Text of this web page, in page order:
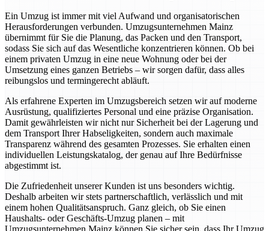
Ein Umzug ist immer mit viel Aufwand und organisatorischen
Herausforderungen verbunden. Umzugsunternehmen Mainz
übernimmt für Sie die Planung, das Packen und den Transport,
sodass Sie sich auf das Wesentliche konzentrieren können. Ob bei
einem privaten Umzug in eine neue Wohnung oder bei der
Umsetzung eines ganzen Betriebs – wir sorgen dafür, dass alles
reibungslos und termingerecht abläuft.
Als erfahrene Experten im Umzugsbereich setzen wir auf moderne
Ausrüstung, qualifiziertes Personal und eine präzise Organisation.
Damit gewährleisten wir nicht nur Sicherheit bei der Lagerung und
dem Transport Ihrer Habseligkeiten, sondern auch maximale
Transparenz während des gesamten Prozesses. Sie erhalten einen
individuellen Leistungskatalog, der genau auf Ihre Bedürfnisse
abgestimmt ist.
Die Zufriedenheit unserer Kunden ist uns besonders wichtig.
Deshalb arbeiten wir stets partnerschaftlich, verlässlich und mit
einem hohen Qualitätsanspruch. Ganz gleich, ob Sie einen
Haushalts- oder Geschäfts-Umzug planen – mit